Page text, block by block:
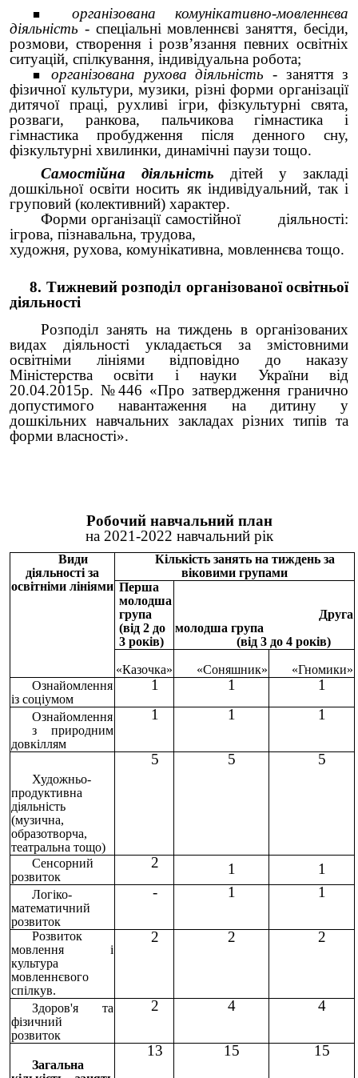
організована комунікативно-мовленнєва
діяльність -спеціальні мовленнєві заняття, бесіди,
розмови, створення і розв’язання певних освітніх
ситуацій, спілкування, індивідуальна робота;
організована рухова діяльність - заняття з
фізичної культури, музики, різні форми організації
дитячої праці, рухливі ігри, фізкультурні свята,
розваги, ранкова, пальчикова гімнастика і
гімнастика пробудження після денного сну,
фізкультурні хвилинки, динамічні паузи тощо.
Самостійна діяльність дітей у закладі
дошкільної освіти носить як індивідуальний, так і
груповий (колективний) характер.
Форми організації самостійної діяльності:
ігрова, пізнавальна, трудова,
художня, рухова, комунікативна, мовленнєва тощо.
8. Тижневий розподіл організованої освітньої
діяльності
Розподіл занять на тиждень в організованих
видах діяльності укладається за змістовними
освітніми лініями відповідно до наказу
Міністерства освіти і науки України від
20.04.2015р. №446 «Про затвердження гранично
допустимого навантаження на дитину у
дошкільних навчальних закладах різних типів та
форми власності».
Робочий навчальний план
на 2021-2022 навчальний рік
Види
діяльності за
освітніми лініями
Кількість занять на тиждень за
віковими групами
Перша
молодша
група
(від 2 до
3 років)
Друга
молодша група
(від 3 до 4 років)
«Казочка» «Соняшник»
«Гномики»
Ознайомлення
із соціумом
1 1 1
Ознайомлення
з природним
довкіллям
1 1 1
Художньо-
продуктивна
діяльність
(музична,
образотворча,
театральна тощо)
5 5 5
Сенсорний
розвиток
2 1 1
Логіко-
математичний
розвиток
- 1 1
Розвиток
мовлення і
культура
мовленнєвого
спілкув.
2 2 2
Здоров'я та
фізичний
розвиток
2 4 4
Загальна
13 15 15